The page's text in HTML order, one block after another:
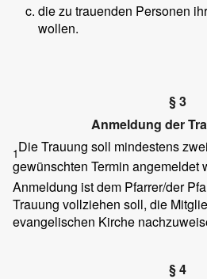
die zu trauenden Personen
wollen.
§ 3
Anmeldung der
1Die Trauung soll mindestens
gewünschten Termin angemeldet
Anmeldung ist dem Pfarrer/der
Trauung vollziehen soll, die
evangelischen Kirche
§ 4